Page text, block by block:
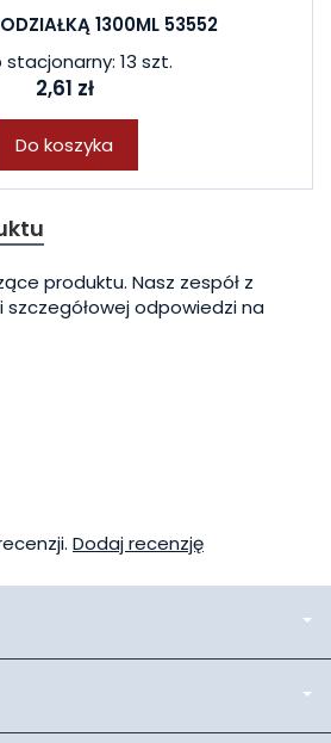
1300ML 53552
stacjonarny: 13 szt.
2,61 zł
Do koszyka
produktu. Nasz zespół z
odpowiedzi na
Dodaj recenzję